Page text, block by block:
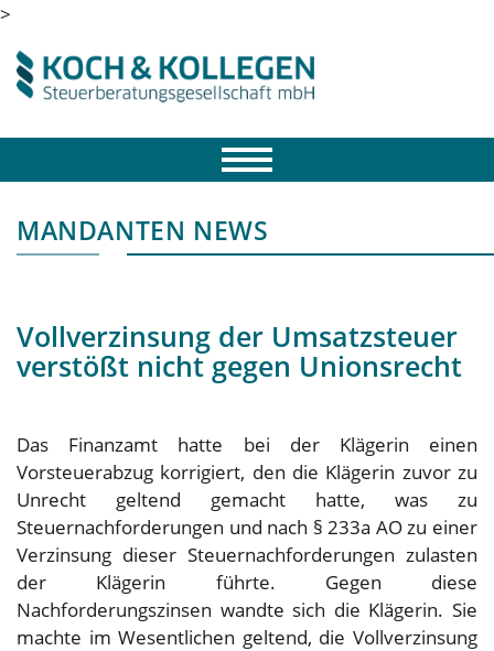
>
MANDANTEN NEWS
Vollverzinsung der Umsatzsteuer
verstößt nicht gegen Unionsrecht
Das Finanzamt hatte bei der Klägerin einen
Vorsteuerabzug korrigiert, den die Klägerin zuvor zu
Unrecht geltend gemacht hatte, was zu
Steuernachforderungen und nach § 233a AO zu einer
Verzinsung dieser Steuernachforderungen zulasten
der Klägerin führte. Gegen diese
Nachforderungszinsen wandte sich die Klägerin. Sie
machte im Wesentlichen geltend, die Vollverzinsung